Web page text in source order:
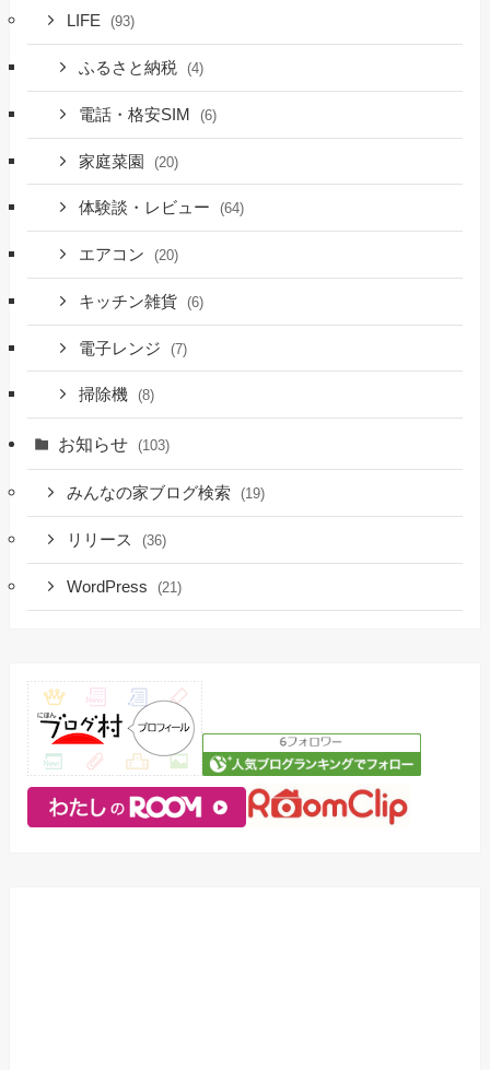
LIFE (93)
ふるさと納税 (4)
電話・格安SIM (6)
家庭菜園 (20)
体験談・レビュー (64)
エアコン (20)
キッチン雑貨 (6)
電子レンジ (7)
掃除機 (8)
お知らせ (103)
みんなの家ブログ検索 (19)
リリース (36)
WordPress (21)